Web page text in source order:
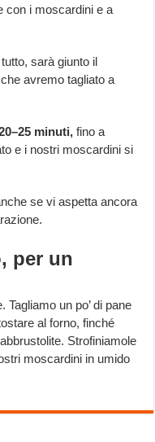
con i moscardini e a
sarà giunto il
avremo tagliato a
minuti, fino a
e i nostri moscardini si
se vi aspetta ancora
per un
un po’ di pane
al forno, finché
Strofiniamole
moscardini in umido